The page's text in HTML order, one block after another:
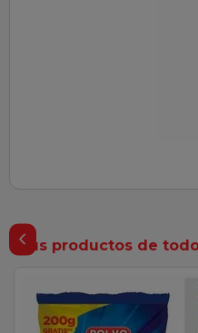
Tus productos de